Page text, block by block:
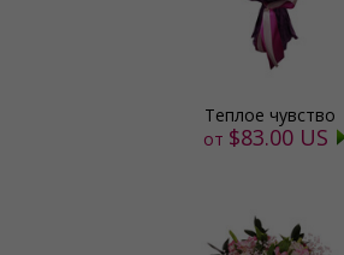
Теплое чувство
от $83.00 US